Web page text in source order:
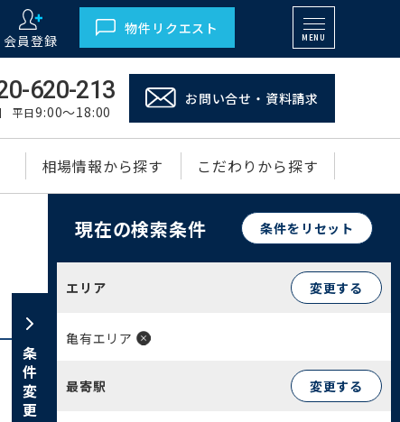
会員登録
物件リクエスト
MENU
620-213
平日9:00～18:00
お問い合せ・資料請求
相場情報から探す こだわりから探す
条件変更
現在の検索条件 条件をリセット
エリア 変更する
亀有エリア
最寄駅 変更する